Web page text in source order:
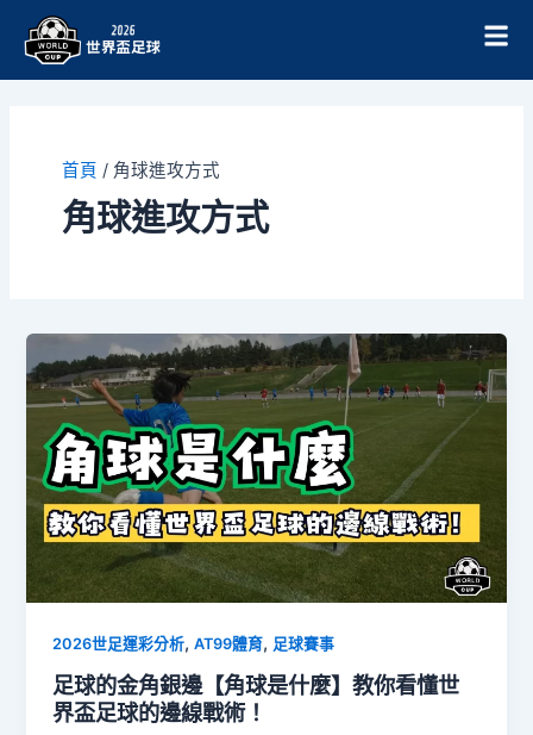
首頁 / 角球進攻方式
角球進攻方式
2026世足運彩分析,AT99體育, 足球賽事
足球的金角銀邊【角球是什麼】教你看懂世
界盃足球的邊線戰術！